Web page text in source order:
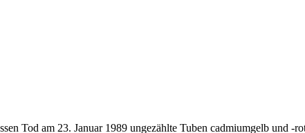
Tod am 23. Januar 1989 ungezählte Tuben cadmiumgelb und